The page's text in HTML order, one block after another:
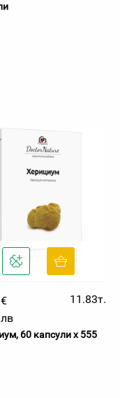
11.83т.
60 капсули х 555